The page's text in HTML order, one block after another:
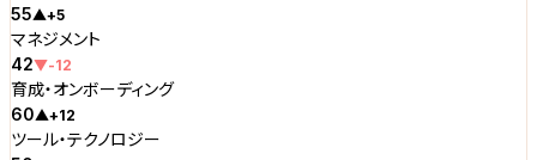
55▲+5
マネジメント
42▼-12
育成・オンボーディング
60▲+12
ツール・テクノロジー